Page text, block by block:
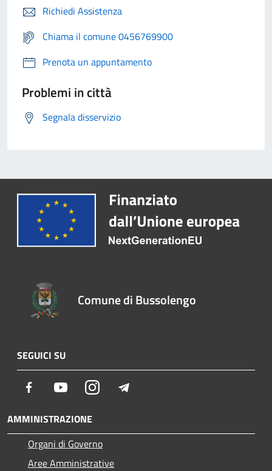
Richiedi Assistenza
Chiama il comune 0456769900
Prenota un appuntamento
Problemi in città
Segnala disservizio
Comune di Bussolengo
SEGUICI SU
Facebook YoutubeInstagram
AMMINISTRAZIONE
Organi di Governo
Aree Amministrative